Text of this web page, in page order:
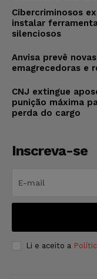
Cibercriminosos
instalar
silenciosos
Anvisa prevê
emagrecedoras e
CNJ extingue
punição máxima
perda do cargo
Inscreva-se
Li e aceito a